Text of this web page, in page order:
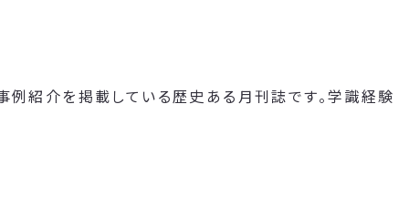
例紹介を掲載している歴史ある月刊誌です。学識経験